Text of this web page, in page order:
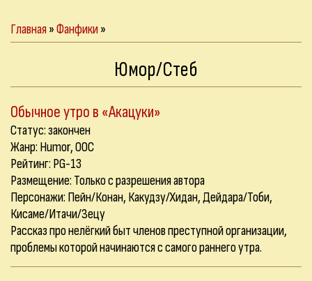
Главная»Фанфики»
Юмор/Стеб
Обычное утро в «Акацуки»
Статус: закончен
Жанр: Humor, OOC
Рейтинг: PG-13
Размещение: Только с разрешения автора
Персонажи: Пейн/Конан, Какудзу/Хидан, Дейдара/Тоби,
Кисаме/Итачи/Зецу
Рассказ про нелёгкий быт членов преступной организации,
проблемы которой начинаются с самого раннего утра.